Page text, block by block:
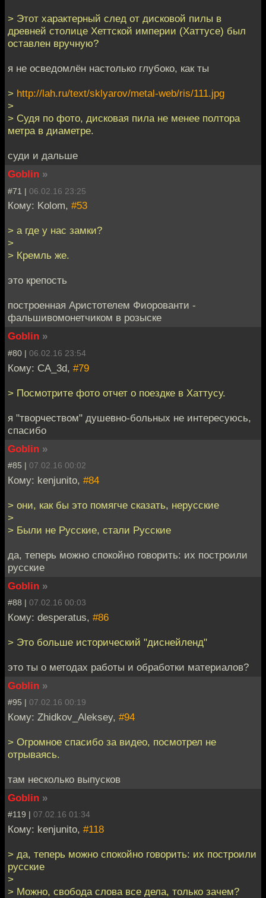
> Этот характерный след от дисковой пилы в
древней столице Хеттской империи (Хаттусе) был
оставлен вручную?
я не осведомлён настолько глубоко, как ты
> http://lah.ru/text/sklyarov/metal-web/ris/111.jpg
>
> Судя по фото, дисковая пила не менее полтора
метра в диаметре.
суди и дальше
Goblin »
#71 | 06.02.16 23:25
Кому: Kolom, #53
> а где у нас замки?
>
> Кремль же.
это крепость
построенная Аристотелем Фиорованти -
фальшивомонетчиком в розыске
Goblin »
#80 | 06.02.16 23:54
Кому: CA_3d, #79
> Посмотрите фото отчет о поездке в Хаттусу.
я "творчеством" душевно-больных не интересуюсь,
спасибо
Goblin »
#85 | 07.02.16 00:02
Кому: kenjunito, #84
> они, как бы это помягче сказать, нерусские
>
> Были не Русские, стали Русские
да, теперь можно спокойно говорить: их построили
русские
Goblin »
#88 | 07.02.16 00:03
Кому: desperatus, #86
> Это больше исторический "диснейленд"
это ты о методах работы и обработки материалов?
Goblin »
#95 | 07.02.16 00:19
Кому: Zhidkov_Aleksey, #94
> Огромное спасибо за видео, посмотрел не
отрываясь.
там несколько выпусков
Goblin »
#119 | 07.02.16 01:34
Кому: kenjunito, #118
> да, теперь можно спокойно говорить: их построили
русские
>
> Можно, свобода слова все дела, только зачем?